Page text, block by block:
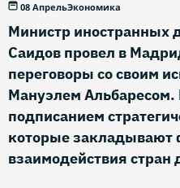
08 АпрельЭкономика
Министр иностранных
Саидов провел в
переговоры со своим
Мануэлем Альбаресом.
подписанием
которые закладывают
взаимодействия стран